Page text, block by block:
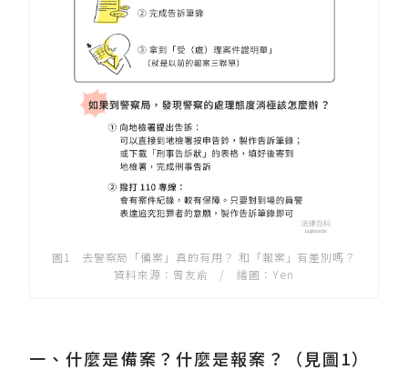
圖1 去警察局「備案」真的有用？ 和「報案」有差別嗎？
資料來源：曾友俞 / 繪圖：Yen
一、什麼是備案？什麼是報案？（見圖1）